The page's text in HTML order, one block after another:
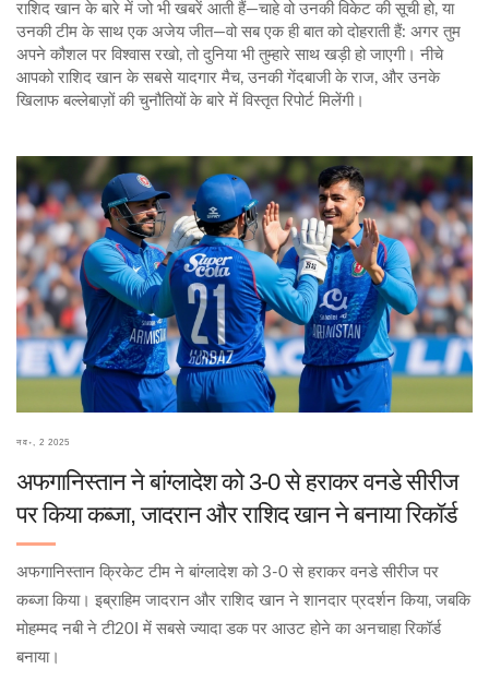
राशिद खान के बारे में जो भी खबरें आती हैं—चाहे वो उनकी विकेट की सूची हो, या
उनकी टीम के साथ एक अजेय जीत—वो सब एक ही बात को दोहराती हैं: अगर तुम
अपने कौशल पर विश्वास रखो, तो दुनिया भी तुम्हारे साथ खड़ी हो जाएगी। नीचे
आपको राशिद खान के सबसे यादगार मैच, उनकी गेंदबाजी के राज, और उनके
खिलाफ बल्लेबाज़ों की चुनौतियों के बारे में विस्तृत रिपोर्ट मिलेंगी।
नव॰, 2 2025
अफगानिस्तान ने बांग्लादेश को 3-0 से हराकर वनडे सीरीज
पर किया कब्जा, जादरान और राशिद खान ने बनाया रिकॉर्ड
अफगानिस्तान क्रिकेट टीम ने बांग्लादेश को 3-0 से हराकर वनडे सीरीज पर
कब्जा किया। इब्राहिम जादरान और राशिद खान ने शानदार प्रदर्शन किया, जबकि
मोहम्मद नबी ने टी20I में सबसे ज्यादा डक पर आउट होने का अनचाहा रिकॉर्ड
बनाया।